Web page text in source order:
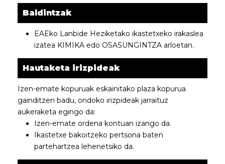
Baldintzak
EAEko Lanbide Heziketako ikastetxeko irakaslea
izatea KIMIKA edo OSASUNGINTZA arloetan.
Hautaketa irizpideak
Izen-emate kopuruak eskainitako plaza kopurua
gainditzen badu, ondoko irizpideak jarraituz
aukeraketa egingo da:
Izen-emate ordena kontuan izango da.
Ikastetxe bakoitzeko pertsona baten
partehartzea lehenetsiko da.